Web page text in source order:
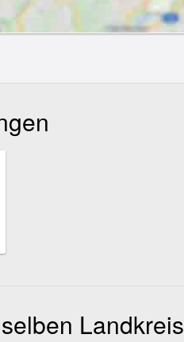
Landkreis